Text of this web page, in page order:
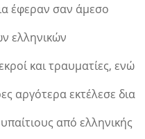
έφεραν σαν άμεσο
ελληνικών
και τραυματίες, ενώ
αργότερα εκτέλεσε δια
από ελληνικής